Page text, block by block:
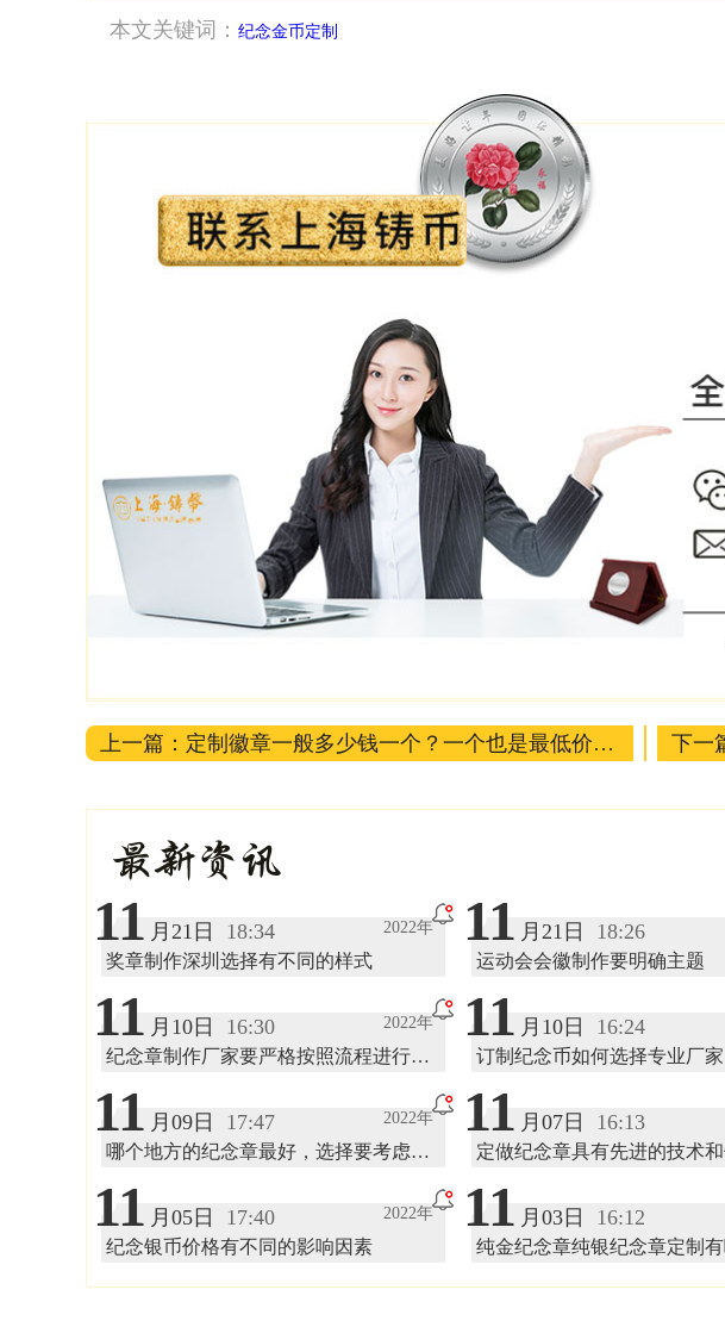
本文关键词： 纪念金币定制
上一篇： 定制徽章一般多少钱一个？一个也是最低价
下一
最新资讯
11 月21日 18:34 2022年
奖章制作深圳选择有不同的样式
11 月21日 18:26
运动会会徽制作要明确主题
11 月10日 16:30 2022年
纪念章制作厂家要严格按照流程进行设
11 月10日 16:24
订制纪念币如何选择专业厂家
11 月09日 17:47 2022年
哪个地方的纪念章最好，选择要考虑市
11 月07日 16:13
定做纪念章具有先进的技术
11 月05日 17:40 2022年
纪念银币价格有不同的影响因素
11 月03日 16:12
纯金纪念章纯银纪念章定制